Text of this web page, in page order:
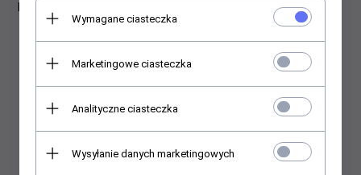
Kapturki ścierne do pedicure 5mm - 80 gruboziarniste - 10 szt.
26,00PLN
Wymagane ciasteczka
Marketingowe ciasteczka
Analityczne ciasteczka
Wysyłanie danych marketingowych